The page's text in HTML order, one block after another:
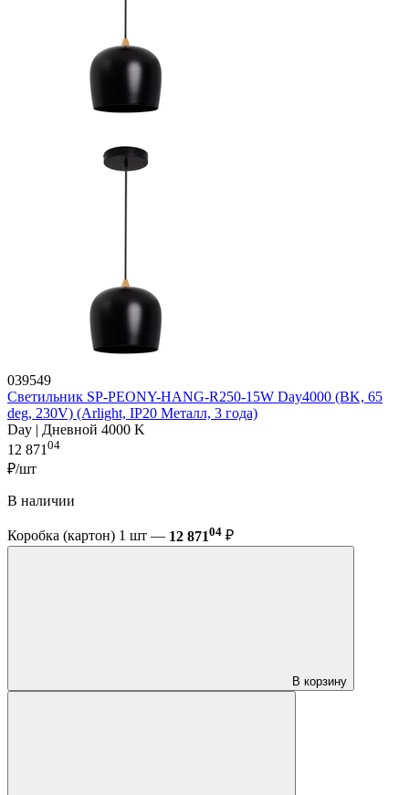
039549
Светильник SP-PEONY-HANG-R250-15W Day4000 (BK, 65
deg, 230V) (Arlight, IP20 Металл, 3 года)
Day | Дневной 4000 K
12 871 04
₽/шт
В наличии
Коробка (картон) 1 шт — 12 87104 ₽
В корзину